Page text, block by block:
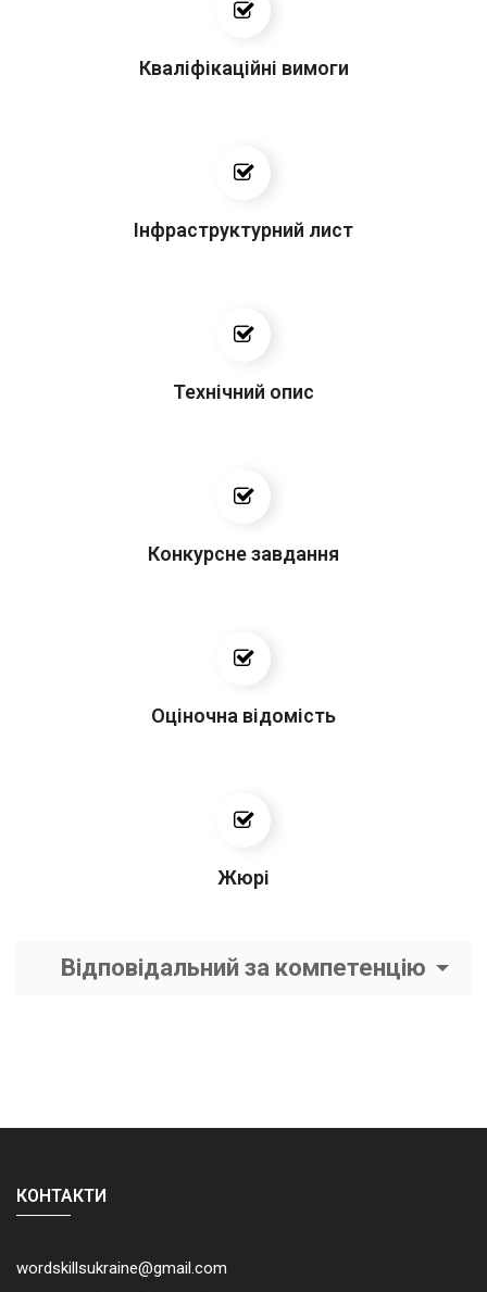
Кваліфікаційні вимоги
Інфраструктурний лист
Технічний опис
Конкурсне завдання
Оціночна відомість
Жюрі
Відповідальний за компетенцію
КОНТАКТИ
wordskillsukraine@gmail.com